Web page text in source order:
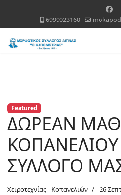
6999023160
Featured
ΔΩΡΕΑΝ
ΣΥΛΛΟΓΟ
Χειροτεχνίας - Κοπανελιών 26